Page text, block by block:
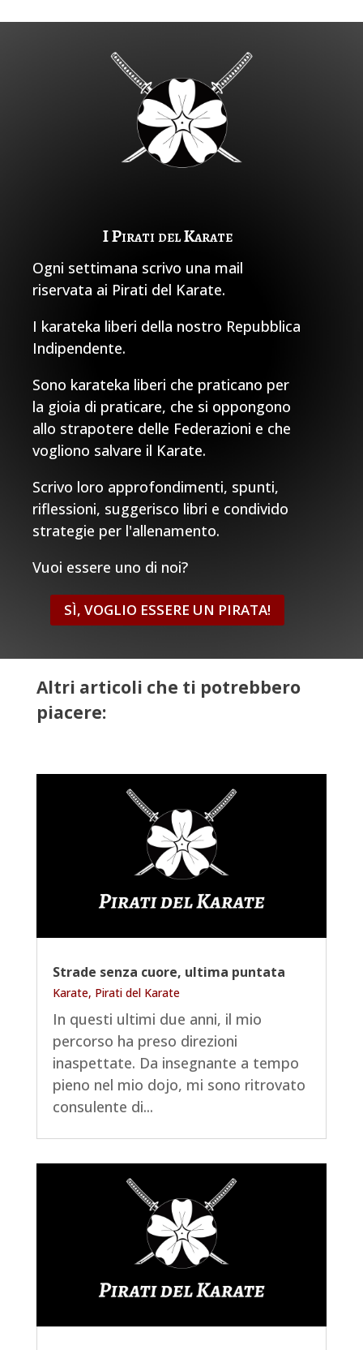
I Pirati del Karate
Ogni settimana scrivo una mail
riservata ai Pirati del Karate.
I karateka liberi della nostro Repubblica
Indipendente.
Sono karateka liberi che praticano per
la gioia di praticare, che si oppongono
allo strapotere delle Federazioni e che
vogliono salvare il Karate.
Scrivo loro approfondimenti, spunti,
riflessioni, suggerisco libri e condivido
strategie per l'allenamento.
Vuoi essere uno di noi?
SÌ, VOGLIO ESSERE UN PIRATA!
Altri articoli che ti potrebbero
piacere:
Strade senza cuore, ultima puntata
Karate, Pirati del Karate
In questi ultimi due anni, il mio
percorso ha preso direzioni
inaspettate. Da insegnante a tempo
pieno nel mio dojo, mi sono ritrovato
consulente di...